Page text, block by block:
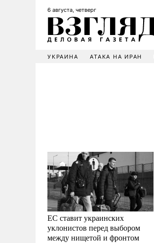
6 августа, четверг
УКРАИНА АТАКА НА ИРАН
ЕС ставит украинских
уклонистов перед выбором
между нищетой и фронтом